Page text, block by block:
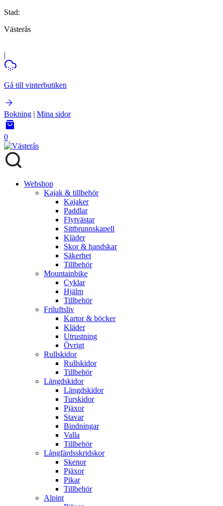
Stad:
Västerås
|
Gå till vinterbutiken
Bokning | Mina sidor
0
Webshop
Kajak & tillbehör
Kajaker
Paddlar
Flytvästar
Sittbrunnskapell
Kläder
Skor & handskar
Säkerhet
Tillbehör
Mountainbike
Cyklar
Hjälm
Tillbehör
Friluftsliv
Kartor & böcker
Kläder
Utrustning
Övrigt
Rullskidor
Rullskidor
Tillbehör
Längdskidor
Längdskidor
Turskidor
Pjäxor
Stavar
Bindningar
Valla
Tillbehör
Långfärdsskridskor
Skenor
Pjäxor
Pikar
Tillbehör
Alpint